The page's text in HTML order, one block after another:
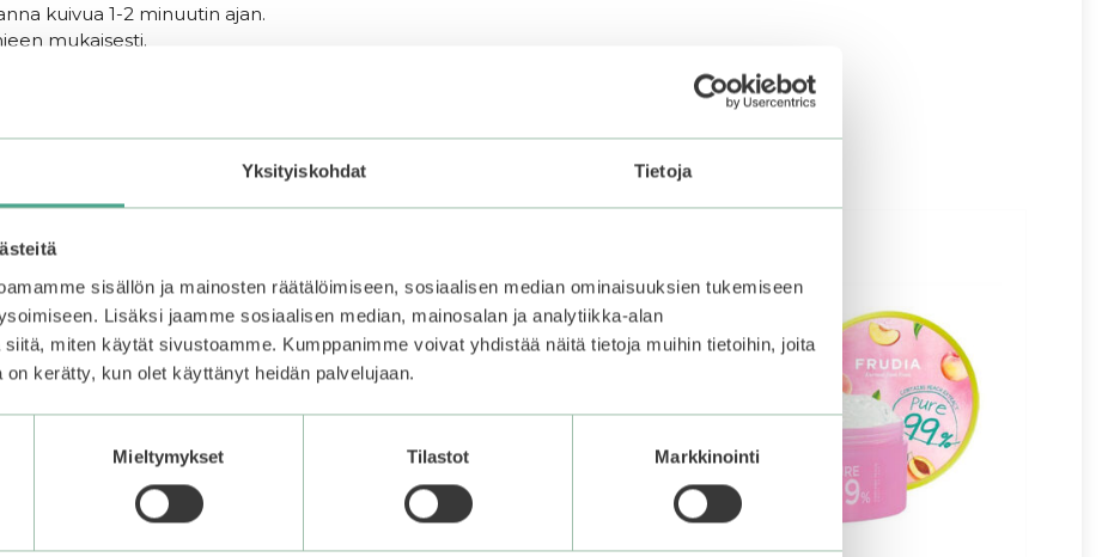
Yksityiskohdat Tietoja
sisällön ja mainosten räätälöimiseen, sosiaalisen median ominaisuuksien tukemiseen
Lisäksi jaamme sosiaalisen median, mainosalan ja analytiikka-alan
miten käytät sivustoamme. Kumppanimme voivat yhdistää näitä tietoja muihin tietoihin, joita
on kerätty, kun olet käyttänyt heidän palvelujaan.
Mieltymykset Tilastot Markkinointi
kuivua 1-2 minuutin ajan.
mukaisesti.